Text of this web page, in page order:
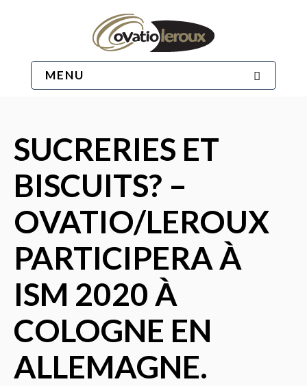
MENU
SUCRERIES ET
BISCUITS? –
OVATIO/LEROUX
PARTICIPERA À
ISM 2020 À
COLOGNE EN
ALLEMAGNE.